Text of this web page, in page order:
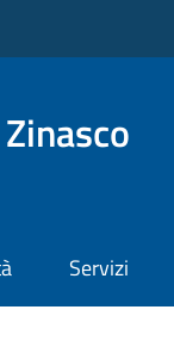
Servizi